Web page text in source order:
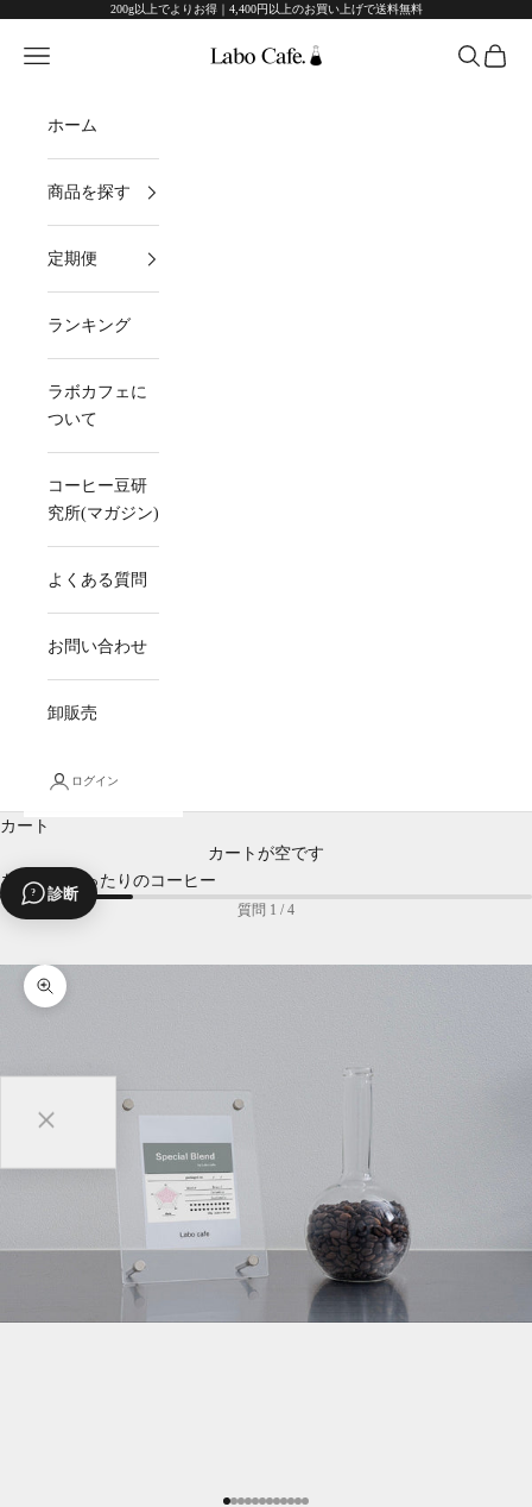
コンテンツへスキップ200g以上でよりお得｜4,400円以上のお買い上げで送料無料
ラボカフェ
メニュー 検索カート
ホーム
商品を探す
定期便
ランキング
ラボカフェに
ついて
コーヒー豆研
究所(マガジン)
よくある質問
お問い合わせ
卸販売
ログイン
カート
カートが空です
? 診断
あなたにぴったりのコーヒー
質問 1 / 4
ズームイン